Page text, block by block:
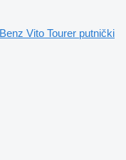
Vito Tourer putnički